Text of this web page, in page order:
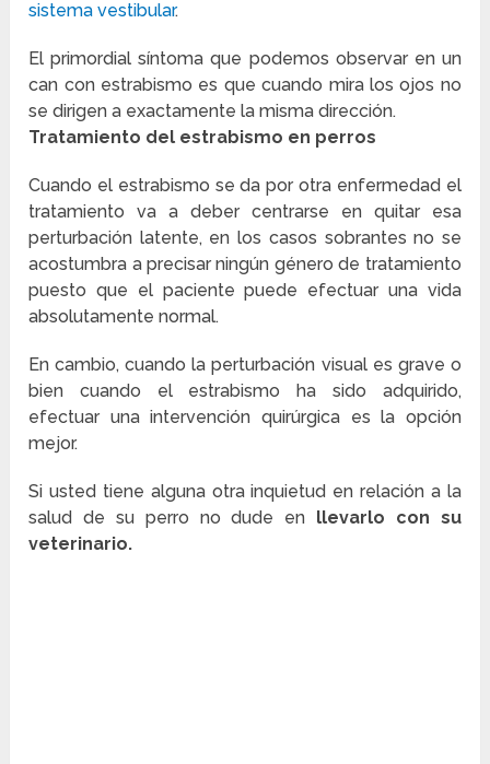
sistema vestibular.
El primordial síntoma que podemos observar en un
can con estrabismo es que cuando mira los ojos no
se dirigen a exactamente la misma dirección.
Tratamiento del estrabismo en perros
Cuando el estrabismo se da por otra enfermedad el
tratamiento va a deber centrarse en quitar esa
perturbación latente, en los casos sobrantes no se
acostumbra a precisar ningún género de tratamiento
puesto que el paciente puede efectuar una vida
absolutamente normal.
En cambio, cuando la perturbación visual es grave o
bien cuando el estrabismo ha sido adquirido,
efectuar una intervención quirúrgica es la opción
mejor.
Si usted tiene alguna otra inquietud en relación a la
salud de su perro no dude en llevarlo con su
veterinario.